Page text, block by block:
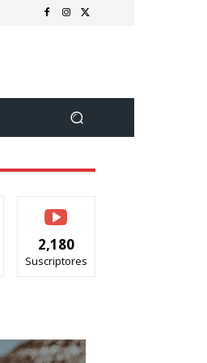
2,180
Suscriptores